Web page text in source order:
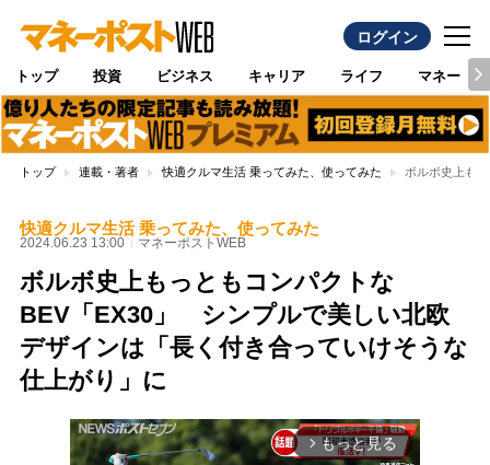
ログイン
トップ 投資 ビジネス キャリア ライフ マネー
トップ 連載・著者 快適クルマ生活 乗ってみた、使ってみた ボルボ史上も
快適クルマ生活 乗ってみた、使ってみた
2024.06.23 13:00 マネーポストWEB
ボルボ史上もっともコンパクトな
BEV「EX30」 シンプルで美しい北欧
デザインは「長く付き合っていけそうな
仕上がり」に
arrow_forward_ios もっと見る